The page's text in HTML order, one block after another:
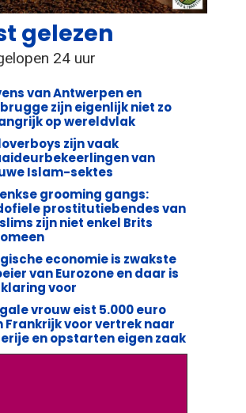
gelezen
24 uur
van Antwerpen en
zijn eigenlijk niet zo
op wereldvlak
zijn vaak
van
Islam-sektes
grooming gangs:
prostitutiebendes van
zijn niet enkel Brits
economie is zwakste
van Eurozone en daar is
voor
vrouw eist 5.000 euro
Frankrijk voor vertrek naar
en opstarten eigen zaak